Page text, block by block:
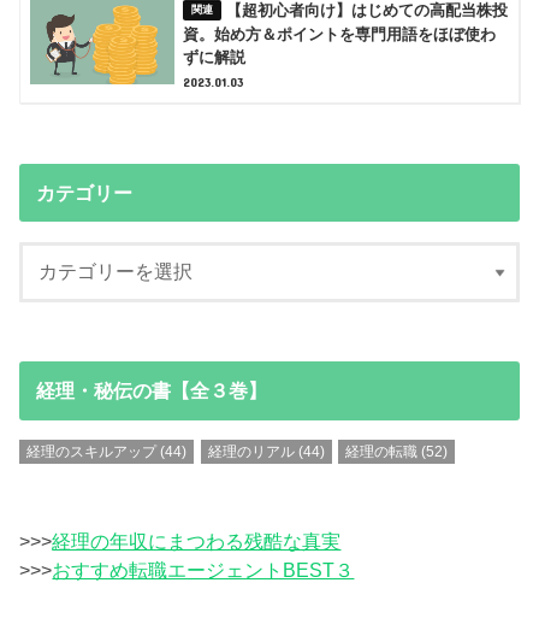
【超初心者向け】はじめての高配当株投
資。始め方＆ポイントを専門用語をほぼ使わ
ずに解説
2023.01.03
カテゴリー
経理・秘伝の書【全３巻】
経理のスキルアップ (44) 経理のリアル(44) 経理の転職(52)
>>>経理の年収にまつわる残酷な真実
>>>おすすめ転職エージェントBEST３